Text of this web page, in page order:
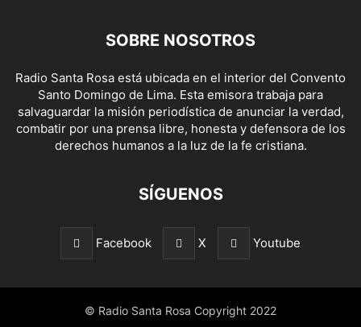
SOBRE NOSOTROS
Radio Santa Rosa está ubicada en el interior del Convento
Santo Domingo de Lima. Esta emisora trabaja para
salvaguardar la misión periodística de anunciar la verdad,
combatir por una prensa libre, honesta y defensora de los
derechos humanos a la luz de la fe cristiana.
SÍGUENOS
Facebook X Youtube
© Radio Santa Rosa Copyright 2022